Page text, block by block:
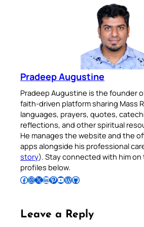
Pradeep Augustine
Pradeep Augustine is the founder
faith-driven platform sharing Mass
languages, prayers, quotes,
reflections, and other spiritual
He manages the website and the
apps alongside his professional
story). Stay connected with him on
profiles below.
Follow Pradeep on Facebook Follow Pradeep on InstagramFollow Pradeep on X Follow Pradeep on LinkedIn Follow Pradeep on Pinterest Subscribe to Pradeep’s Youtube Channel Follow Pradeep on WordPress Follow Pradeep on GitHub
Leave a Reply